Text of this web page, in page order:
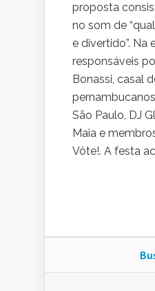
proposta
no som de
e divertido”. Na
responsáveis
Bonassi, casal
São Paulo, DJ
Maia e
Vôte!. A festa